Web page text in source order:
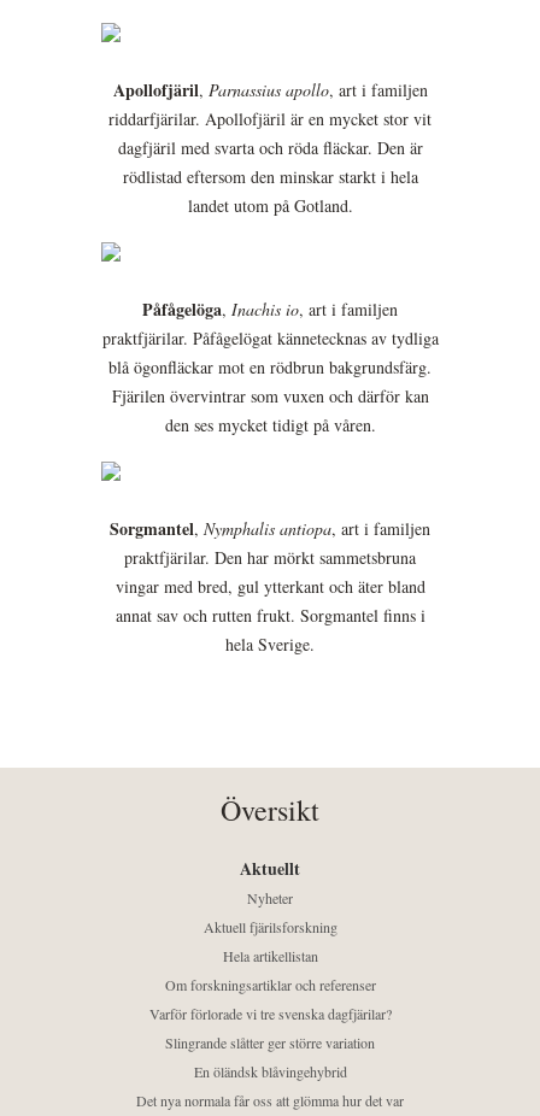
Apollofjäril, Parnassius apollo, art i familjen
riddarfjärilar. Apollofjäril är en mycket stor vit
dagfjäril med svarta och röda fläckar. Den är
rödlistad eftersom den minskar starkt i hela
landet utom på Gotland.
Påfågelöga, Inachis io, art i familjen
praktfjärilar. Påfågelögat kännetecknas av tydliga
blå ögonfläckar mot en rödbrun bakgrundsfärg.
Fjärilen övervintrar som vuxen och därför kan
den ses mycket tidigt på våren.
Sorgmantel, Nymphalis antiopa, art i familjen
praktfjärilar. Den har mörkt sammetsbruna
vingar med bred, gul ytterkant och äter bland
annat sav och rutten frukt. Sorgmantel finns i
hela Sverige.
Översikt
Aktuellt
Nyheter
Aktuell fjärilsforskning
Hela artikellistan
Om forskningsartiklar och referenser
Varför förlorade vi tre svenska dagfjärilar?
Slingrande slåtter ger större variation
En öländsk blåvingehybrid
Det nya normala får oss att glömma hur det var